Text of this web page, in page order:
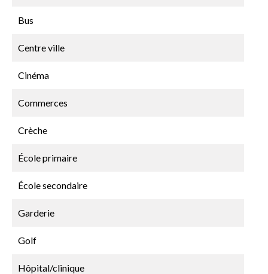
Bus
Centre ville
Cinéma
Commerces
Crèche
École primaire
École secondaire
Garderie
Golf
Hôpital/clinique